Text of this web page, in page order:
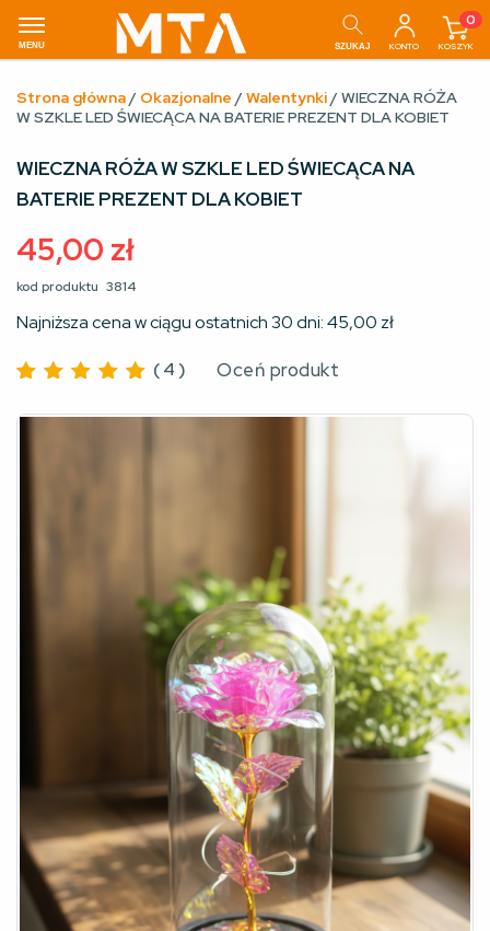
MENU SZUKAJ KONTO
0
KOSZYK
Strona główna/ Okazjonalne / Walentynki/ WIECZNA RÓŻA
W SZKLE LED ŚWIECĄCA NA BATERIE PREZENT DLA KOBIET
WIECZNA RÓŻA W SZKLE LED ŚWIECĄCA NA
BATERIE PREZENT DLA KOBIET
45,00 zł
kod produktu 3814
Najniższa cena w ciągu ostatnich 30 dni:45,00 zł
4.75na
(4 ) Oceń produkt